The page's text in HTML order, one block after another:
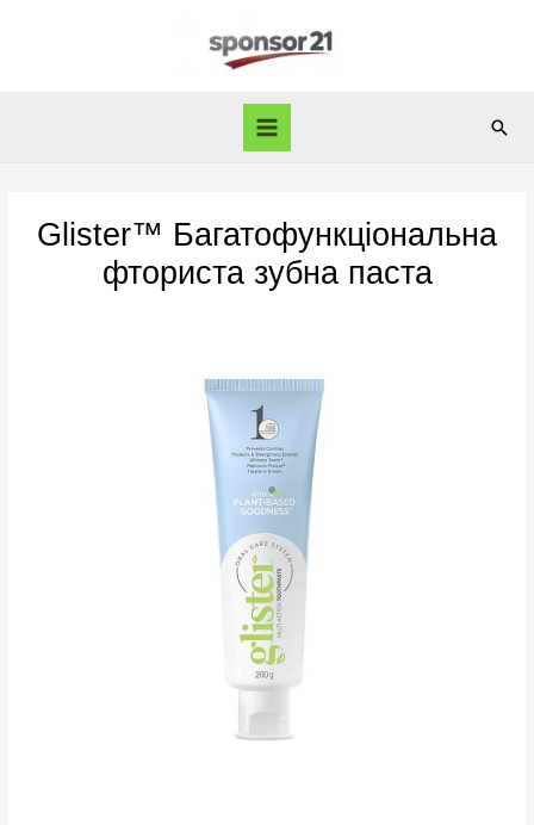
Main
Glister™ Багатофункціональна
фториста зубна паста